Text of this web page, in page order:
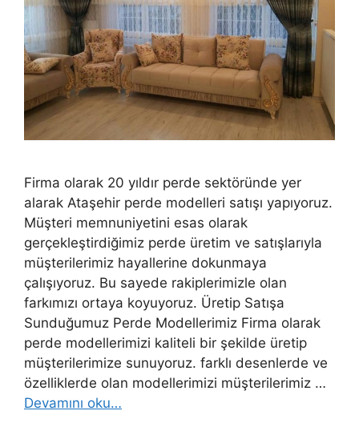
Firma olarak 20 yıldır perde sektöründe yer
alarak Ataşehir perde modelleri satışı yapıyoruz.
Müşteri memnuniyetini esas olarak
gerçekleştirdiğimiz perde üretim ve satışlarıyla
müşterilerimiz hayallerine dokunmaya
çalışıyoruz. Bu sayede rakiplerimizle olan
farkımızı ortaya koyuyoruz. Üretip Satışa
Sunduğumuz Perde Modellerimiz Firma olarak
perde modellerimizi kaliteli bir şekilde üretip
müşterilerimize sunuyoruz. farklı desenlerde ve
özelliklerde olan modellerimizi müşterilerimiz …
Devamını oku…